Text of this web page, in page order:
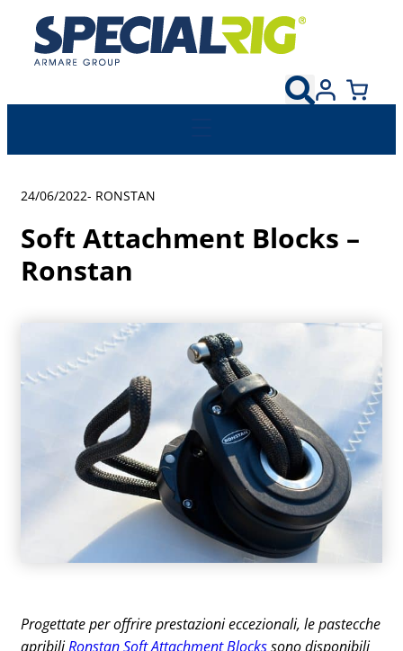
24/06/2022- RONSTAN
Soft Attachment Blocks –
Ronstan
Progettate per offrire prestazioni eccezionali, le pastecche
apribiliRonstan Soft Attachment Blockssono disponibili